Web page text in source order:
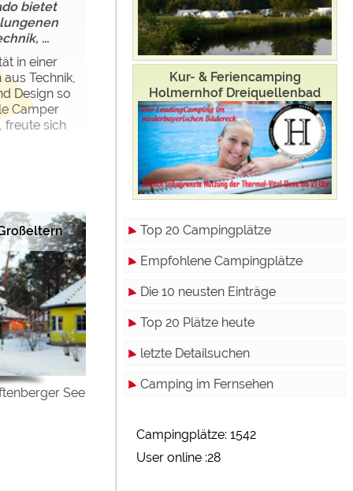
bietet
...
in einer
Technik,
Design so
Camper
freute sich
See
Kur- & Feriencamping
Holmernhof Dreiquellenbad
Top 20 Campingplätze
Empfohlene Campingplätze
Die 10 neusten Einträge
Top 20 Plätze heute
letzte Detailsuchen
Camping im Fernsehen
Campingplätze: 1542
User online :28